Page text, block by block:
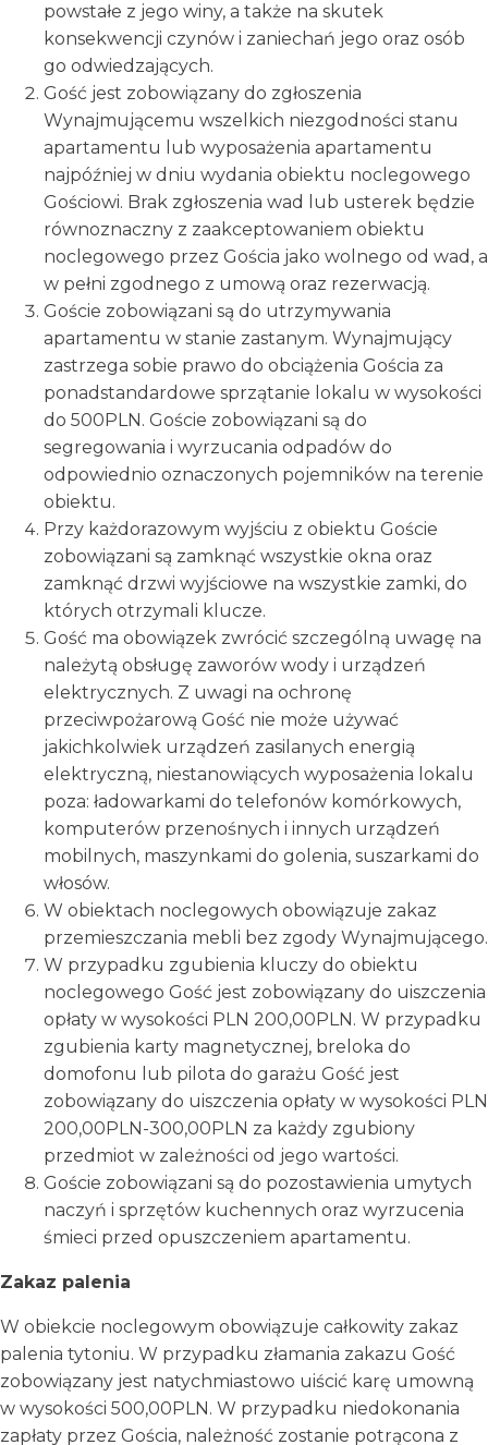
powstałe z jego winy, a także na skutek
konsekwencji czynów i zaniechań jego oraz osób
go odwiedzających.
Gość jest zobowiązany do zgłoszenia
Wynajmującemu wszelkich niezgodności stanu
apartamentu lub wyposażenia apartamentu
najpóźniej w dniu wydania obiektu noclegowego
Gościowi. Brak zgłoszenia wad lub usterek będzie
równoznaczny z zaakceptowaniem obiektu
noclegowego przez Gościa jako wolnego od wad, a
w pełni zgodnego z umową oraz rezerwacją.
Goście zobowiązani są do utrzymywania
apartamentu w stanie zastanym. Wynajmujący
zastrzega sobie prawo do obciążenia Gościa za
ponadstandardowe sprzątanie lokalu w wysokości
do 500PLN. Goście zobowiązani są do
segregowania i wyrzucania odpadów do
odpowiednio oznaczonych pojemników na terenie
obiektu.
Przy każdorazowym wyjściu z obiektu Goście
zobowiązani są zamknąć wszystkie okna oraz
zamknąć drzwi wyjściowe na wszystkie zamki, do
których otrzymali klucze.
Gość ma obowiązek zwrócić szczególną uwagę na
należytą obsługę zaworów wody i urządzeń
elektrycznych. Z uwagi na ochronę
przeciwpożarową Gość nie może używać
jakichkolwiek urządzeń zasilanych energią
elektryczną, niestanowiących wyposażenia lokalu
poza: ładowarkami do telefonów komórkowych,
komputerów przenośnych i innych urządzeń
mobilnych, maszynkami do golenia, suszarkami do
włosów.
W obiektach noclegowych obowiązuje zakaz
przemieszczania mebli bez zgody Wynajmującego.
W przypadku zgubienia kluczy do obiektu
noclegowego Gość jest zobowiązany do uiszczenia
opłaty w wysokości PLN 200,00PLN. W przypadku
zgubienia karty magnetycznej, breloka do
domofonu lub pilota do garażu Gość jest
zobowiązany do uiszczenia opłaty w wysokości PLN
200,00PLN-300,00PLN za każdy zgubiony
przedmiot w zależności od jego wartości.
Goście zobowiązani są do pozostawienia umytych
naczyń i sprzętów kuchennych oraz wyrzucenia
śmieci przed opuszczeniem apartamentu.
Zakaz palenia
W obiekcie noclegowym obowiązuje całkowity zakaz
palenia tytoniu. W przypadku złamania zakazu Gość
zobowiązany jest natychmiastowo uiścić karę umowną
w wysokości 500,00PLN. W przypadku niedokonania
zapłaty przez Gościa, należność zostanie potrącona z